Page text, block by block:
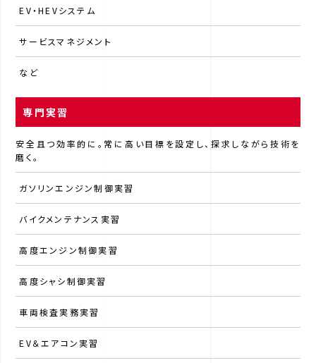
EV・HEVシステム
サービスマネジメント
など
専門実習
安全且つ効率的に。常に高い目標を設定し、探求しながら技術を
磨く。
ガソリンエンジン制御実習
バイクメンテナンス実習
高度エンジン制御実習
高度シャシ制御実習
車両検査実務実習
EV＆エアコン実習